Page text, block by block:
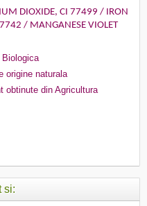
DIOXIDE, CI 77499 / IRON
/ MANGANESE VIOLET
Biologica
origine naturala
obtinute din Agricultura
si: